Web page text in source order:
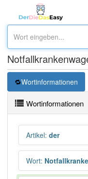
Wortinformationen
Wortinformationen
Artikel: der
Wort: